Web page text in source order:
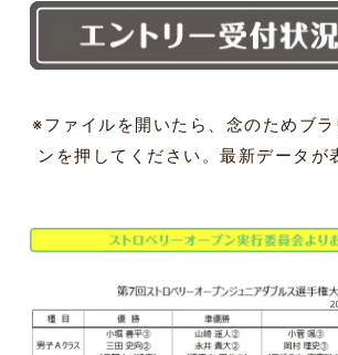
※ファイルを開いたら、念のためブ
ンを押してください。最新データが